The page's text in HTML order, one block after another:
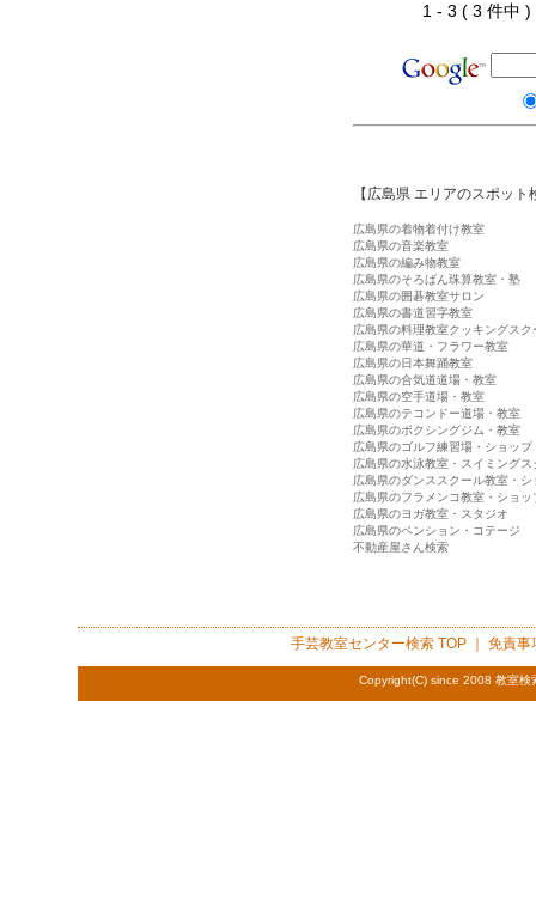
1 - 3 ( 3 件
【広島県 エリアのスポット
広島県の着物着付け教室
広島県の音楽教室
広島県の編み物教室
広島県のそろばん珠算教室・塾
広島県の囲碁教室サロン
広島県の書道習字教室
広島県の料理教室クッキングスク
広島県の華道・フラワー教室
広島県の日本舞踊教室
広島県の合気道道場・教室
広島県の空手道場・教室
広島県のテコンドー道場・教室
広島県のボクシングジム・教室
広島県のゴルフ練習場・ショップ
広島県の水泳教室・スイミングス
広島県のダンススクール教室・シ
広島県のフラメンコ教室・ショッ
広島県のヨガ教室・スタジオ
広島県のペンション・コテージ
不動産屋さん検索
手芸教室センター検索TOP ｜ 免責事
Copyright(C) since 2008 教室検